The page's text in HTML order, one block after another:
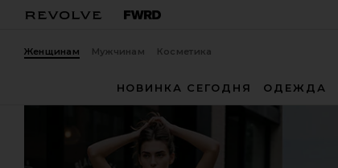
Женщинам Мужчинам Косметика
НОВИНКА СЕГОДНЯ ОДЕЖДА